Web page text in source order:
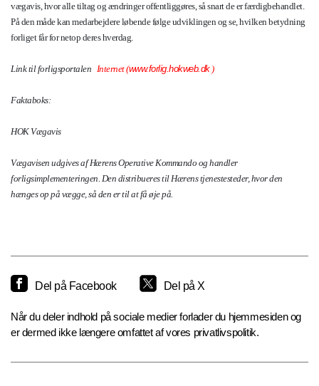
vægavis, hvor alle tiltag og ændringer offentliggøres, så snart de er færdigbehandlet.
På den måde kan medarbejdere løbende følge udviklingen og se, hvilken betydning
forliget får for netop deres hverdag.
Link til forligsportalen Internet (www.forlig.hokweb.dk)
Faktaboks:
HOK Vægavis
Vægavisen udgives af Hærens Operative Kommando og handler
forligsimplementeringen. Den distribueres til Hærens tjenestesteder, hvor den
hænges op på vægge, så den er til at få øje på.
Del på Facebook Del på X
Når du deler indhold på sociale medier forlader du hjemmesiden og
er dermed ikke længere omfattet af vores privatlivspolitik.